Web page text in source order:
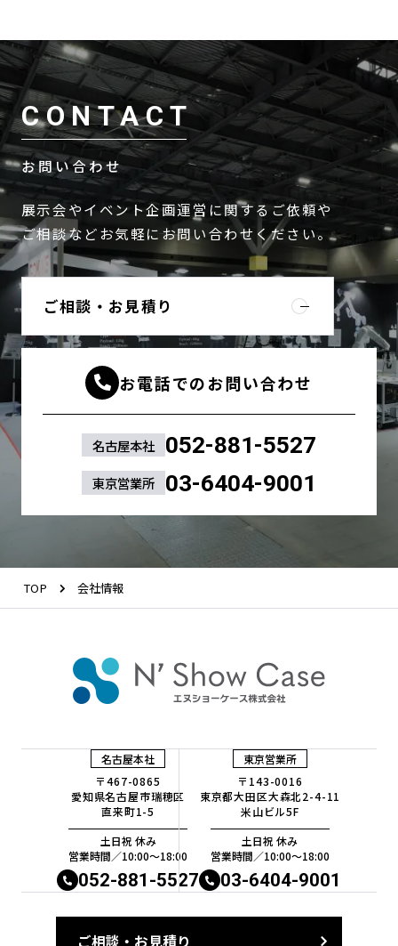
CONTACT
お問い合わせ
展示会やイベント企画運営に関するご依頼や
ご相談などお気軽にお問い合わせください。
ご相談・お見積り
お電話でのお問い合わせ
名古屋本社 052-881-5527
東京営業所 03-6404-9001
TOP 会社情報
名古屋本社
〒467-0865
愛知県名古屋市瑞穂区
直来町1-5
土日祝 休み
営業時間／10:00〜18:00
052-881-5527
東京営業所
〒143-0016
東京都大田区大森北2-4-11
米山ビル5F
土日祝 休み
営業時間／10:00〜18:00
03-6404-9001
ご相談・お見積り